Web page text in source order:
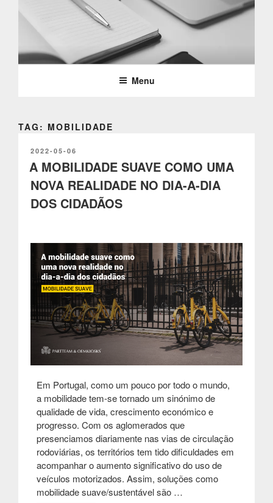
conteúdoPARTTEAM & OEMKIOSKS
BLOG
Menu
TAG: MOBILIDADE
PUBLICADO
EM
2022-05-06
A MOBILIDADE SUAVE COMO UMA
NOVA REALIDADE NO DIA-A-DIA
DOS CIDADÃOS
Em Portugal, como um pouco por todo o mundo,
a mobilidade tem-se tornado um sinónimo de
qualidade de vida, crescimento económico e
progresso. Com os aglomerados que
presenciamos diariamente nas vias de circulação
rodoviárias, os territórios tem tido dificuldades em
acompanhar o aumento significativo do uso de
veículos motorizados. Assim, soluções como
mobilidade suave/sustentável são …